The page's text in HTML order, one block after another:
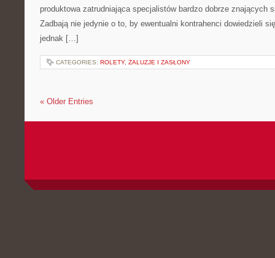
produktowa zatrudniająca specjalistów bardzo dobrze znających
Zadbają nie jedynie o to, by ewentualni kontrahenci dowiedzieli
jednak […]
CATEGORIES: ROLETY, ŻALUZJE I ZASŁONY
« Older Entries